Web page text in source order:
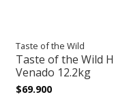
Taste of the Wild
Taste of the Wild
Venado 12.2kg
$69.900